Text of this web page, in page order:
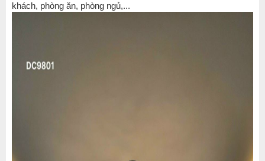
khách, phòng ăn, phòng ngủ,...